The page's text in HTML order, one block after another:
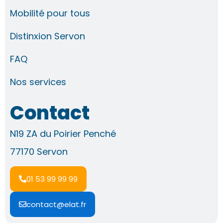
Mobilité pour tous
Distinxion Servon
FAQ
Nos services
Contact
N19 ZA du Poirier Penché
77170 Servon
01 53 99 99 99
contact@elat.fr